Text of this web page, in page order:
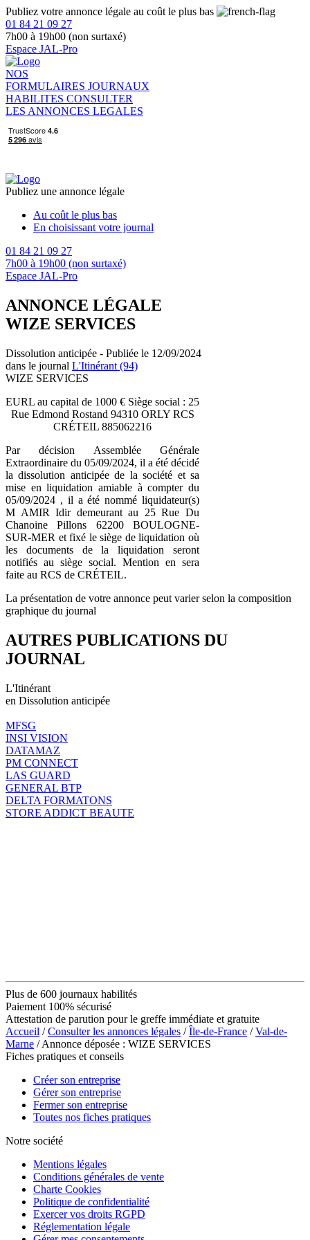
Publiez votre annonce légale au coût le plus bas
01 84 21 09 27
7h00 à 19h00 (non surtaxé)
Espace JAL-Pro
NOS
FORMULAIRES JOURNAUX
HABILITES CONSULTER
LES ANNONCES LEGALES
Publiez une annonce légale
Au coût le plus bas
En choisissant votre journal
01 84 21 09 27
7h00 à 19h00 (non surtaxé)
Espace JAL-Pro
ANNONCE LÉGALE
WIZE SERVICES
Dissolution anticipée - Publiée le 12/09/2024
dans le journal L'Itinérant (94)
WIZE SERVICES
EURL au capital de 1000 € Siège social : 25
Rue Edmond Rostand 94310 ORLY RCS
CRÉTEIL 885062216
Par décision Assemblée Générale
Extraordinaire du 05/09/2024, il a été décidé
la dissolution anticipée de la société et sa
mise en liquidation amiable à compter du
05/09/2024 , il a été nommé liquidateur(s)
M AMIR Idir demeurant au 25 Rue Du
Chanoine Pillons 62200 BOULOGNE-
SUR-MER et fixé le siège de liquidation où
les documents de la liquidation seront
notifiés au siège social. Mention en sera
faite au RCS de CRÉTEIL.
La présentation de votre annonce peut varier selon la composition
graphique du journal
AUTRES PUBLICATIONS DU
JOURNAL
L'Itinérant
en Dissolution anticipée
MFSG
INSI VISION
DATAMAZ
PM CONNECT
LAS GUARD
GENERAL BTP
DELTA FORMATONS
STORE ADDICT BEAUTE
Plus de 600 journaux habilités
Paiement 100% sécurisé
Attestation de parution pour le greffe immédiate et gratuite
Accueil /Consulter les annonces légales /Île-de-France /Val-de-
Marne / Annonce déposée : WIZE SERVICES
Fiches pratiques et conseils
Créer son entreprise
Gérer son entreprise
Fermer son entreprise
Toutes nos fiches pratiques
Notre société
Mentions légales
Conditions générales de vente
Charte Cookies
Politique de confidentialité
Exercer vos droits RGPD
Réglementation légale